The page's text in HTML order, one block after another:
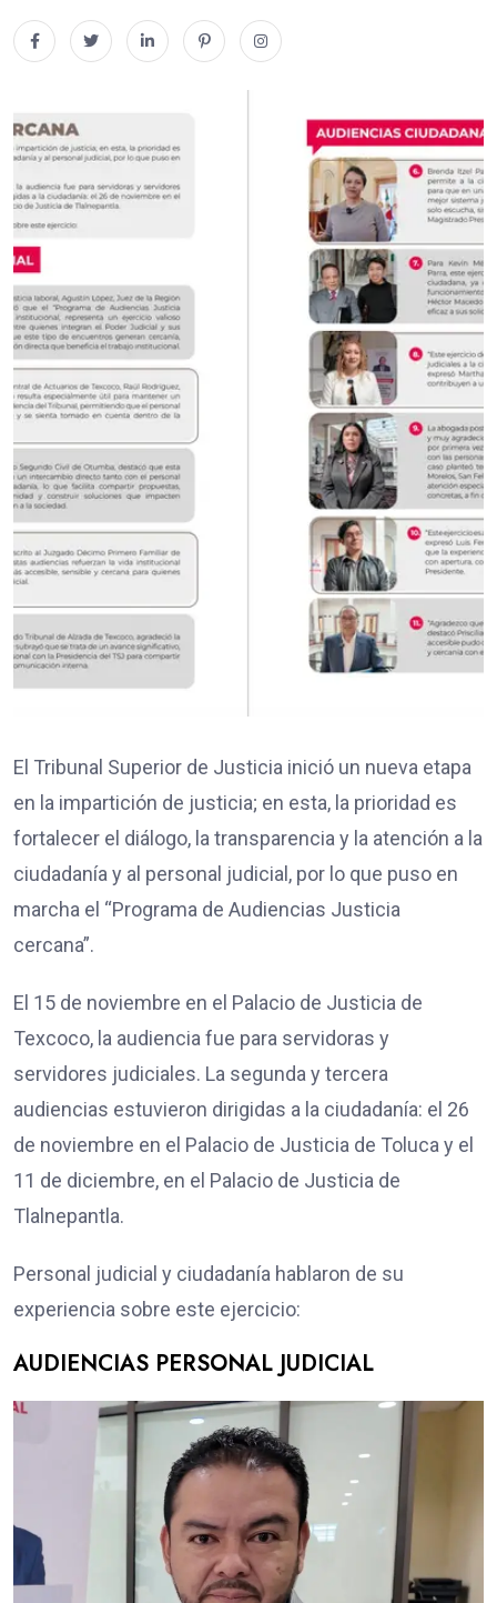
El Tribunal Superior de Justicia inició un nueva etapa
en la impartición de justicia; en esta, la prioridad es
fortalecer el diálogo, la transparencia y la atención a la
ciudadanía y al personal judicial, por lo que puso en
marcha el “Programa de Audiencias Justicia
cercana”.
El 15 de noviembre en el Palacio de Justicia de
Texcoco, la audiencia fue para servidoras y
servidores judiciales. La segunda y tercera
audiencias estuvieron dirigidas a la ciudadanía: el 26
de noviembre en el Palacio de Justicia de Toluca y el
11 de diciembre, en el Palacio de Justicia de
Tlalnepantla.
Personal judicial y ciudadanía hablaron de su
experiencia sobre este ejercicio:
AUDIENCIAS PERSONAL JUDICIAL